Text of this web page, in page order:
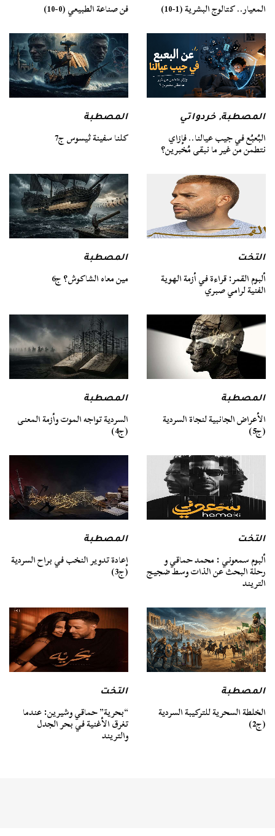
المعيار.. كتالوج البشرية (1-10) فن صناعة الطبيعي (0-10)
المصطبة,خردواتي
البُعبُع في جيب عيالنا.. فإزاي
نتطمن من غير ما نبقى مُخبرين؟
المصطبة
كلنا سفينة ثيسوس ج7
التخت
ألبوم القمر: قراءة في أزمة الهوية
الفنية لرامي صبري
المصطبة
مين معاه الشاكوش؟ ج6
المصطبة
الأعراض الجانبية لنجاة السردية
(ج5)
المصطبة
السردية تواجه الموت وأزمة المعنى
(ج4)
التخت
ألبوم سمعوني : محمد حماقي و
رحلة البحث عن الذات وسط ضجيج
التريند
المصطبة
إعادة تدوير النخب في براح السردية
(ج3)
المصطبة
الخلطة السحرية للتركيبة السردية
(ج2)
التخت
“بحرية” حماقي وشيرين: عندما
تغرق الأغنية في بحر الجدل
والتريند